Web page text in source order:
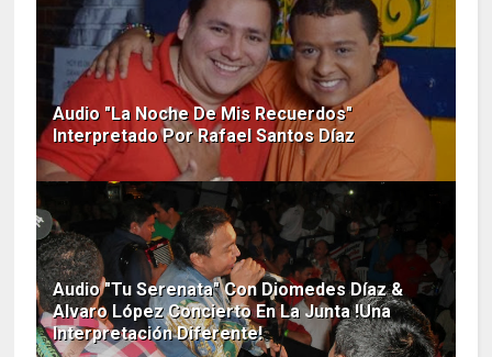
Audio "La Noche De Mis Recuerdos"
Interpretado Por Rafael Santos Díaz
Audio "Tu Serenata" Con Diomedes Díaz &
Alvaro López Concierto En La Junta !Una
Interpretación Diferente!